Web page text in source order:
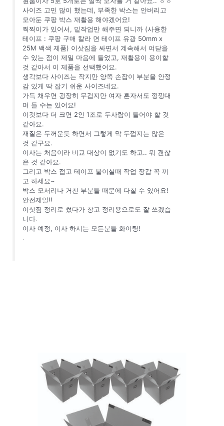
사이즈 고민 많이 했는데, 부족한 박스는 안버리고
모아둔 쿠팡 박스 재활용 해야겠어요!
찍찍이가 있어서, 밑작업만 해주면 되니까 (사용한
테이프 : 쿠팡 구매 칼라 면 테이프 유광 50mm x
25M 백색 제품) 이삿짐을 싸면서 계속해서 여닫을
수 있는 점이 제일 마음에 들었고, 재활용이 용이할
것 같아서 이 제품을 선택했어요.
생각보다 사이즈는 작지만 양쪽 손잡이 부분을 안정
감 있게 딱 잡기 쉬운 사이즈네요.
가득 채우면 굉장히 무겁지만 여자 혼자서도 낑낑대
며 들 수는 있어요!
이것보다 더 크면 2인 1조로 두사람이 들어야 할 것
같아요.
재질은 두꺼운듯 하면서 그렇게 막 두껍지는 않은
것 같구요.
이사는 처음이라 비교 대상이 없기도 하고.. 뭐 괜찮
은 것 같아요.
그리고 박스 접고 테이프 붙이실때 작업 장갑 꼭 끼
고 하세요~
박스 모서리나 거친 부분들 때문에 다칠 수 있어요!
안전제일!!
이삿짐 정리로 썼다가 창고 정리용으로도 잘 쓰겠습
니다.
이사 예정, 이사 하시는 모든분들 화이팅!
.